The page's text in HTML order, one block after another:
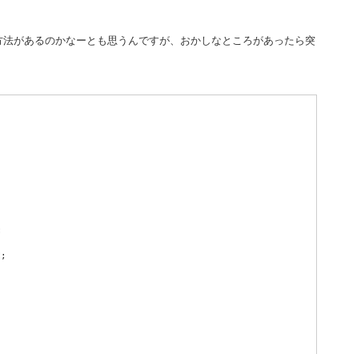
があるのかなーとも思うんですが、おかしなところがあったら突